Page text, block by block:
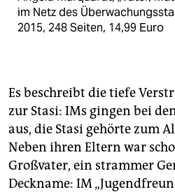
im Netz des
2015, 248 Seiten, 14,99 Euro
Es beschreibt die tiefe
zur Stasi: IMs gingen bei
aus, die Stasi gehörte zum
Neben ihren Eltern war
Großvater, ein strammer
Deckname: IM